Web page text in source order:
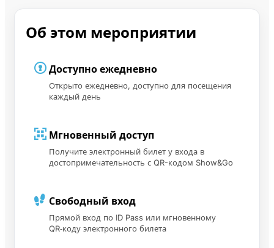
Об этом мероприятии
Доступно ежедневно
Открыто ежедневно, доступно для посещения
каждый день
Мгновенный доступ
Получите электронный билет у входа в
достопримечательность с QR-кодом Show&Go
Свободный вход
Прямой вход по ID Pass или мгновенному
QR‑коду электронного билета